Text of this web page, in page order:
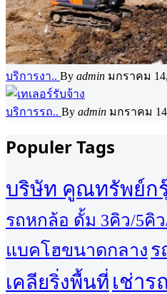
บริการงา.. By admin มกราคม
บริการรถ.. By admin มกราคม
Populer Tags
บริษัท คูณทรัพย์ก
รถหกล้อ ดั้ม 3คิว/5คิ
แบคโฮขนาดกลาง ร
เคลียริ่งพื้นที่ เช่าร